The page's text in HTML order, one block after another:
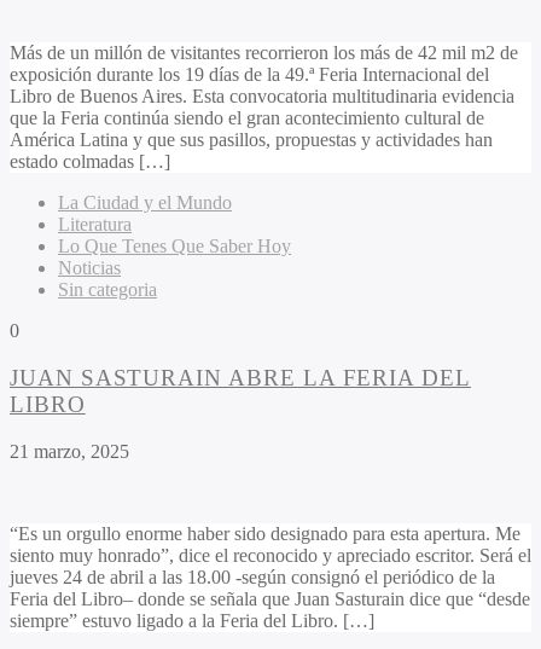
Más de un millón de visitantes recorrieron los más de 42 mil m2 de
exposición durante los 19 días de la 49.ª Feria Internacional del
Libro de Buenos Aires. Esta convocatoria multitudinaria evidencia
que la Feria continúa siendo el gran acontecimiento cultural de
América Latina y que sus pasillos, propuestas y actividades han
estado colmadas […]
La Ciudad y el Mundo
Literatura
Lo Que Tenes Que Saber Hoy
Noticias
Sin categoria
0
JUAN SASTURAIN ABRE LA FERIA DEL
LIBRO
21 marzo, 2025
“Es un orgullo enorme haber sido designado para esta apertura. Me
siento muy honrado”, dice el reconocido y apreciado escritor. Será el
jueves 24 de abril a las 18.00 -según consignó el periódico de la
Feria del Libro– donde se señala que Juan Sasturain dice que “desde
siempre” estuvo ligado a la Feria del Libro. […]